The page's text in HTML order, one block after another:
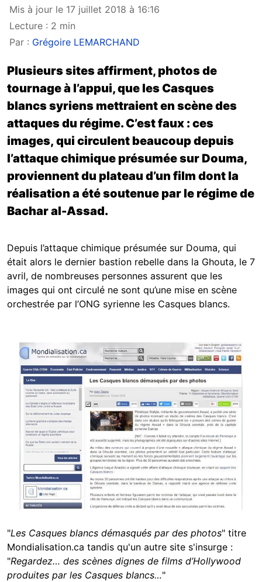
Mis à jour le 17 juillet 2018 à 16:16
Lecture : 2 min
Par : Grégoire LEMARCHAND
Plusieurs sites affirment, photos de
tournage à l’appui, que les Casques
blancs syriens mettraient en scène des
attaques du régime. C’est faux : ces
images, qui circulent beaucoup depuis
l’attaque chimique présumée sur Douma,
proviennent du plateau d’un film dont la
réalisation a été soutenue par le régime de
Bachar al-Assad.
Depuis l’attaque chimique présumée sur Douma, qui
était alors le dernier bastion rebelle dans la Ghouta, le 7
avril, de nombreuses personnes assurent que les
images qui ont circulé ne sont qu’une mise en scène
orchestrée par l’ONG syrienne les Casques blancs.
Image
"Les Casques blancs démasqués par des photos" titre
Mondialisation.ca tandis qu'un autre site s'insurge :
"Regardez… des scènes dignes de films d’Hollywood
produites par les Casques blancs…"